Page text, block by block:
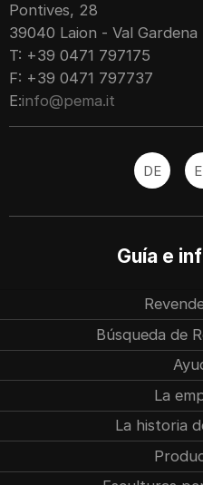
Pontives, 28
39040 Laion - Val Gardena
T: +39 0471 797175
F: +39 0471 797737
E:info@pema.it
DE
Guía e
Búsqueda de
La
La historia